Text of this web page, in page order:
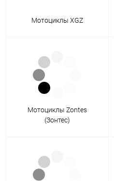
Мотоциклы XGZ
Мотоциклы Zontes
(Зонтес)